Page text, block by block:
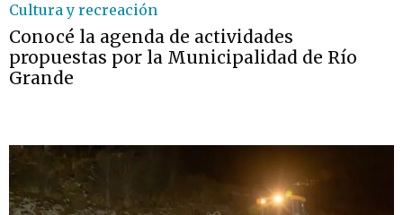
Cultura y recreación
Conocé la agenda de actividades
propuestas por la Municipalidad de Río
Grande